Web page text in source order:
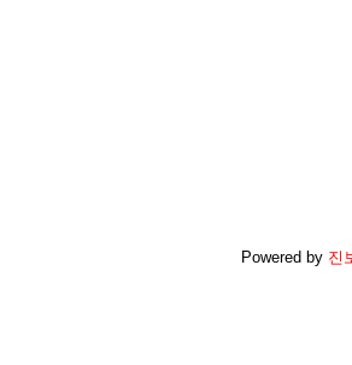
Powered by 진